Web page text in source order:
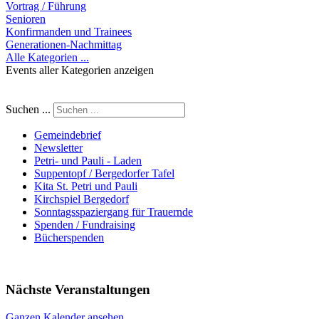
Vortrag / Führung
Senioren
Konfirmanden und Trainees
Generationen-Nachmittag
Alle Kategorien ...
Events aller Kategorien anzeigen
Suchen ...
Gemeindebrief
Newsletter
Petri- und Pauli - Laden
Suppentopf / Bergedorfer Tafel
Kita St. Petri und Pauli
Kirchspiel Bergedorf
Sonntagsspaziergang für Trauernde
Spenden / Fundraising
Bücherspenden
Nächste Veranstaltungen